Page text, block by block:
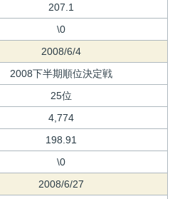
207.1
\0
2008/6/4
2008下半期順位決定戦
25位
4,774
198.91
\0
2008/6/27